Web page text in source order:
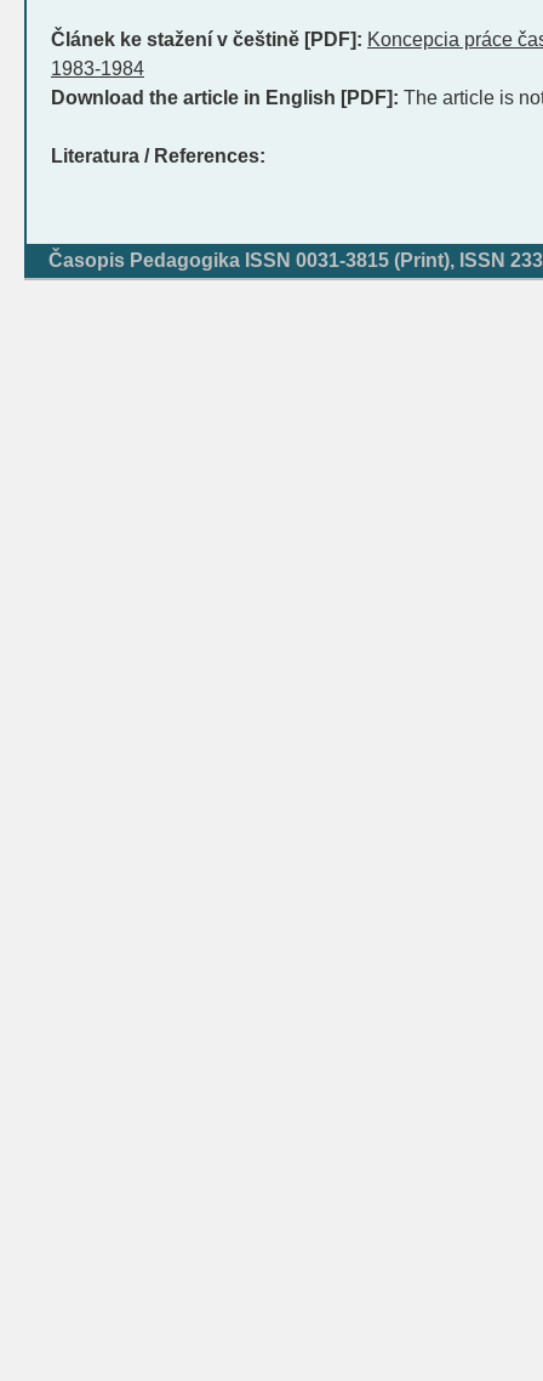
Článek ke stažení v češtině [PDF]: Koncepcia práce
1983-1984
Download the article in English [PDF]: The article is
Literatura / References:
Časopis Pedagogika ISSN 0031-3815 (Print), ISSN